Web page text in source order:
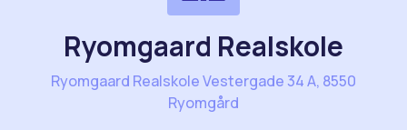
Ryomgaard Realskole
Ryomgaard Realskole Vestergade 34 A, 8550
Ryomgård